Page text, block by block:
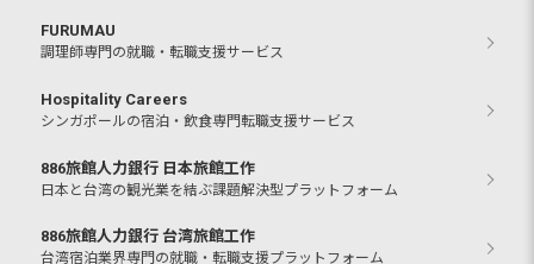
FURUMAU
調理師専門の就職・転職支援サービス
Hospitality Careers
シンガポールの宿泊・飲食専門転職支援サービス
886旅館人力銀行 日本旅館工作
日本と台湾の観光業を結ぶ課題解決型プラットフォーム
886旅館人力銀行 台湾旅館工作
台湾宿泊業界専門の就職・転職支援プラットフォーム